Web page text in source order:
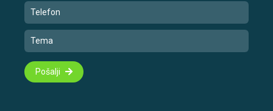
Pošalji